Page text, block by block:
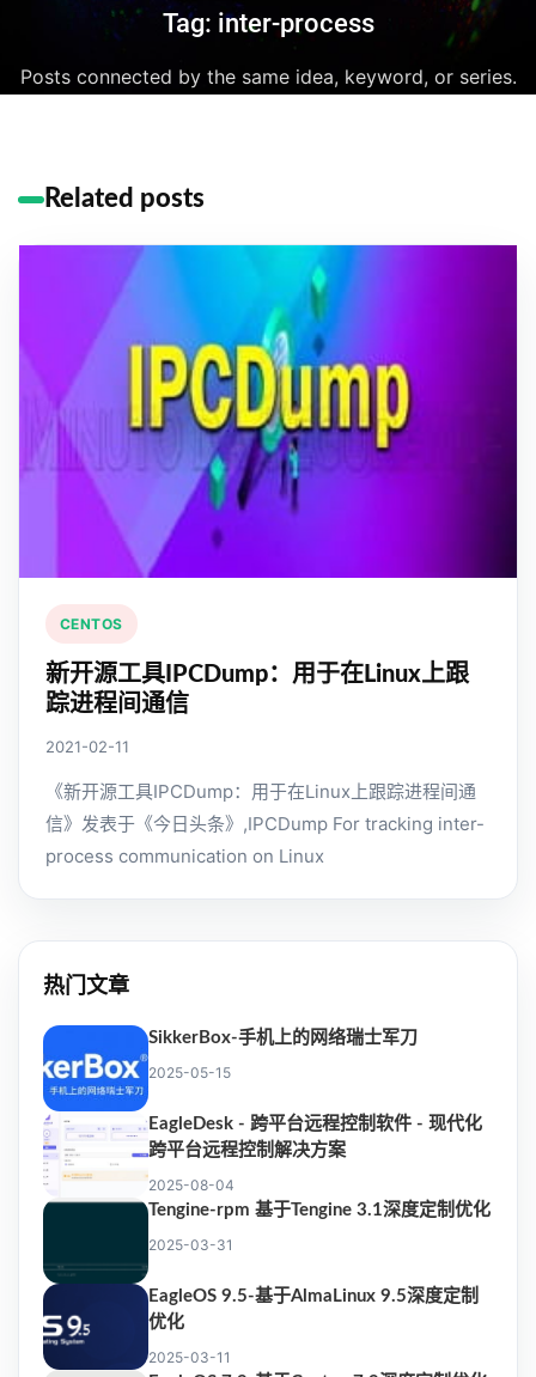
Tag: inter-process
Posts connected by the same idea, keyword, or series.
Related posts
CENTOS
新开源工具IPCDump：用于在Linux上跟
踪进程间通信
2021-02-11
《新开源工具IPCDump：用于在Linux上跟踪进程间通
信》发表于《今日头条》,IPCDump For tracking inter-
process communication on Linux
热门文章
SikkerBox-手机上的网络瑞士军刀
2025-05-15
EagleDesk - 跨平台远程控制软件 - 现代化
跨平台远程控制解决方案
2025-08-04
Tengine-rpm 基于Tengine 3.1深度定制优化
2025-03-31
EagleOS 9.5-基于AlmaLinux 9.5深度定制
优化
2025-03-11